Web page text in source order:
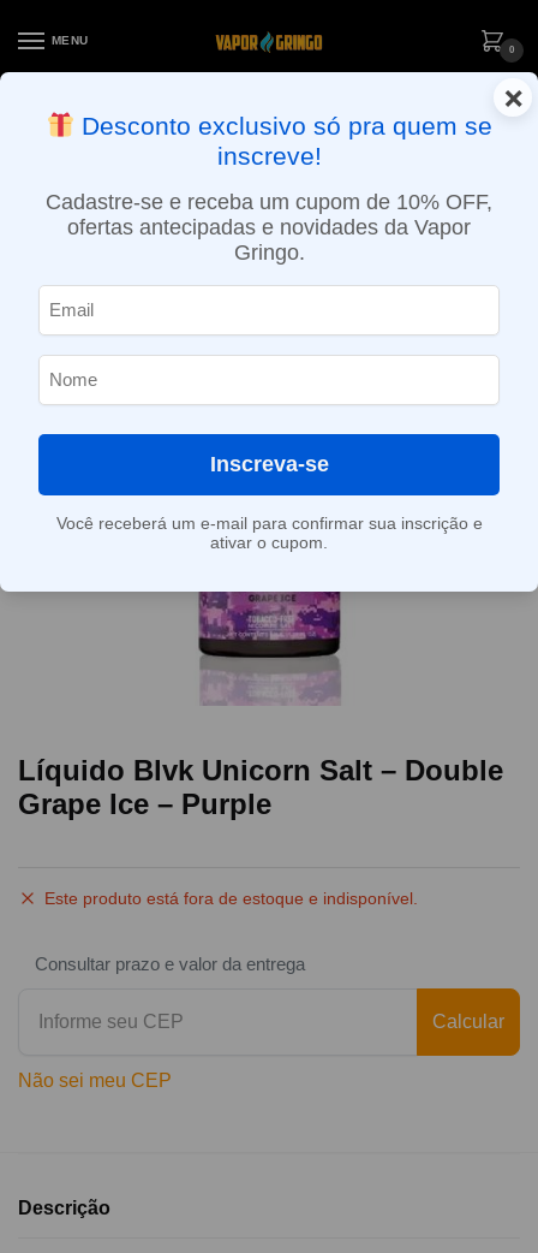
MENU
0
ENTREGA NO MESMO DIA EM SÃO PAULO (SEG A SEX): PEDIDOS
APROVADOS ATÉ 15:30 VIA MOTOBOY
Líquido Blvk Unicorn Salt – Double
Grape Ice – Purple
Este produto está fora de estoque e indisponível.
Consultar prazo e valor da entrega
Calcular
Não sei meu CEP
Descrição
×
Desconto exclusivo só pra quem se
inscreve!
Cadastre-se e receba um cupom de 10% OFF,
ofertas antecipadas e novidades da Vapor
Gringo.
Inscreva-se
Você receberá um e-mail para confirmar sua inscrição e
ativar o cupom.